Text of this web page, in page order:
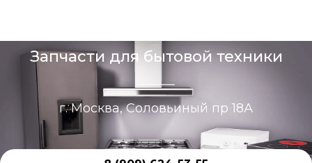
Запчасти для бытовой техники
г. Москва, Соловьиный пр 18А